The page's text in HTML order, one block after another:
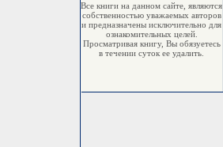
Все книги на данном сайте, являются
собственностью уважаемых авторов
и предназначены исключительно для
ознакомительных целей.
Просматривая книгу, Вы обязуетесь
в течении суток ее удалить.